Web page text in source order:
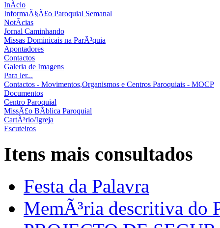
InÃ­cio
InformaÃ§Ã£o Paroquial Semanal
NotÃ­cias
Jornal Caminhando
Missas Dominicais na ParÃ³quia
Apontadores
Contactos
Galeria de Imagens
Para ler...
Contactos - Movimentos,Organismos e Centros Paroquiais - MOCP
Documentos
Centro Paroquial
MissÃ£o BÃ­blica Paroquial
CartÃ³rio/Igreja
Escuteiros
Itens mais consultados
Festa da Palavra
MemÃ³ria descritiva do